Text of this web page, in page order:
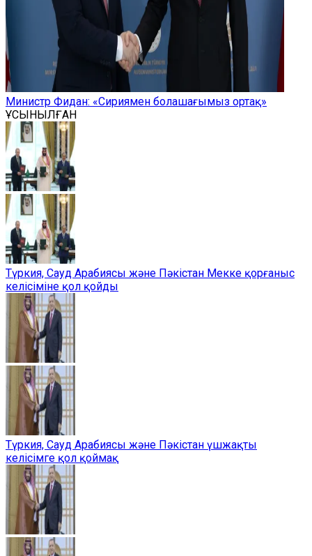
Министр Фидан: «Сириямен болашағымыз ортақ»
ҰСЫНЫЛҒАН
Түркия, Сауд Арабиясы және Пәкістан Мекке қорғаныс
келісіміне қол қойды
Түркия, Сауд Арабиясы және Пәкістан үшжақты
келісімге қол қоймақ